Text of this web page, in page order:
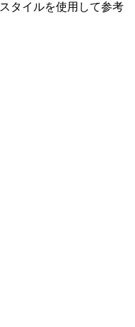
スタイルを使用して参考